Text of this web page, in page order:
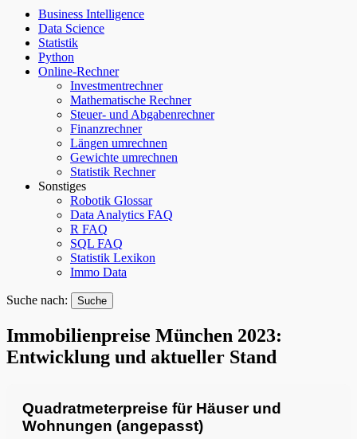
Business Intelligence
Data Science
Statistik
Python
Online-Rechner
Investmentrechner
Mathematische Rechner
Steuer- und Abgabenrechner
Finanzrechner
Längen umrechnen
Gewichte umrechnen
Statistik Rechner
Sonstiges
Robotik Glossar
Data Analytics FAQ
R FAQ
SQL FAQ
Statistik Lexikon
Immo Data
Suche nach:
Immobilienpreise München 2023:
Entwicklung und aktueller Stand
Quadratmeterpreise für Häuser und
Wohnungen (angepasst)